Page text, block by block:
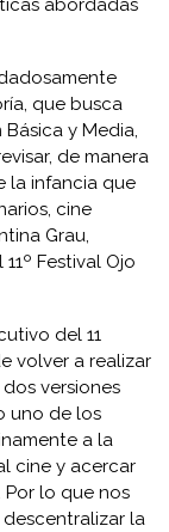
abordadas
que busca
y Media,
de manera
la infancia que
cine
Grau,
Festival Ojo
del 11
volver a realizar
versiones
uno de los
a la
cine y acercar
lo que nos
la